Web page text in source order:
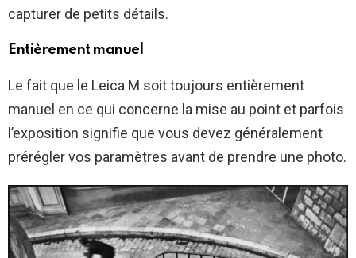
capturer de petits détails.
Entièrement manuel
Le fait que le Leica M soit toujours entièrement
manuel en ce qui concerne la mise au point et parfois
l’exposition signifie que vous devez généralement
prérégler vos paramètres avant de prendre une photo.